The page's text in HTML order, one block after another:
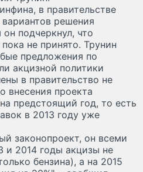
в правительстве
решения
подчеркнул, что
не принято. Трунин
предложения по
акцизной политики
в правительство не
внесения проекта
предстоящий год, то есть
в 2013 году уже
законопроект, он всеми
и 2014 годы акцизы не
бензина), а на 2015